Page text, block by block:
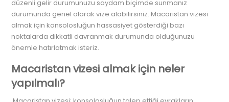
düzenli gelir durumunuzu saydam biçimde sunmanız
durumunda genel olarak vize alabilirsiniz. Macaristan vizesi
almak için konsolosluğun hassasiyet gösterdiği bazı
noktalarda dikkatli davranmak durumunda olduğunuzu
önemle hatırlatmak isteriz.
Macaristan vizesi almak için neler
yapılmalı?